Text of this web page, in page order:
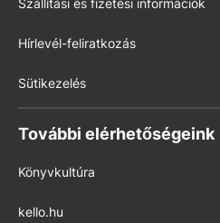
Szállítási és fizetési információk
Hírlevél-feliratkozás
Sütikezelés
További elérhetőségeink
Könyvkultúra
kello.hu